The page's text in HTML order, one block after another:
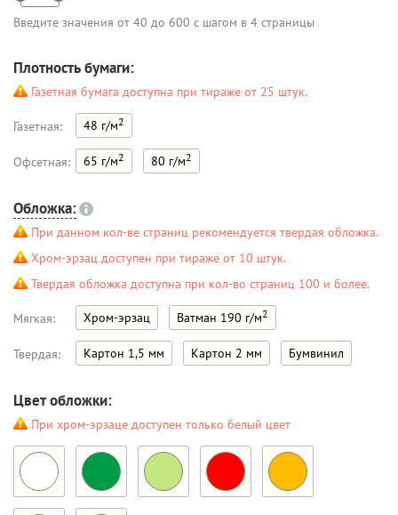
Введите значения от 40 до 600 с шагом в 4 страницы
Плотность бумаги:
Газетная бумага доступна при тираже от 25 штук.
Газетная: 48 г/м2
Офсетная: 65 г/м2 80 г/м2
Обложка:
При данном кол-ве страниц рекомендуется твердая обложка.
Хром-эрзац доступен при тираже от 10 штук.
Твердая обложка доступна при кол-во страниц 100 и более.
Мягкая: Хром-эрзац Ватман 190 г/м2
Твердая: Картон 1,5 мм Картон 2 мм Бумвинил
Цвет обложки:
При хром-эрзаце доступен только белый цвет